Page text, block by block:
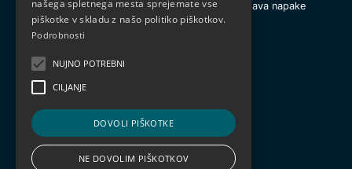
+386 4 576 79 79
info@blejskiotok.si
Prijava napake
našega spletnega mesta sprejemate vse
piškotke v skladu z našo politiko piškotkov.
Podrobnosti
NUJNO POTREBNI
CILJANJE
DOVOLI PIŠKOTKE
NE DOVOLIM PIŠKOTKOV